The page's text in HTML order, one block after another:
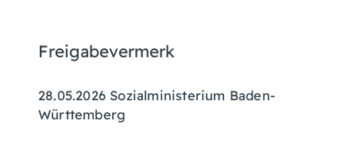
Freigabevermerk
28.05.2026 Sozialministerium Baden-
Württemberg